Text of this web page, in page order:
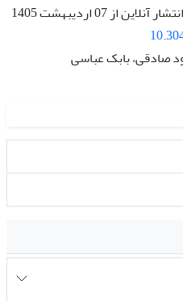
آنلاین از07 اردیبهشت 1405
صادقی، بابک عباسی